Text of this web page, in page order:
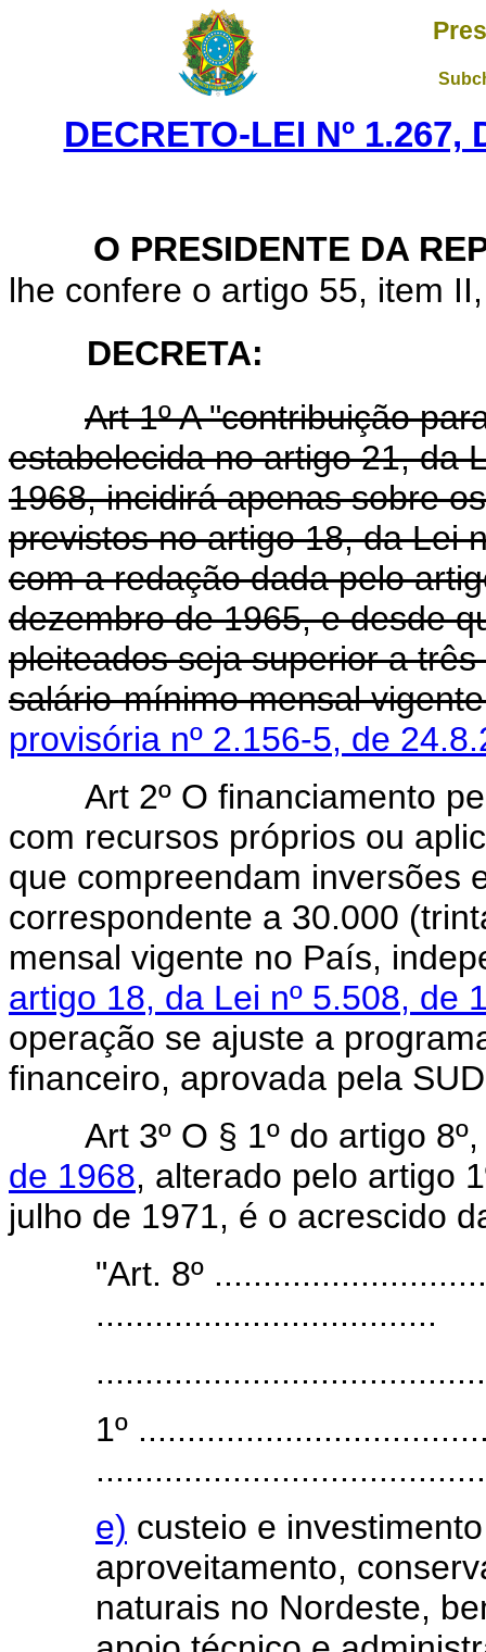
DECRETO-LEI Nº 1.267,
O PRESIDENTE DA
lhe confere o artigo 55, item
DECRETA:
Art 1º A "contribuição
estabelecida no artigo 21, da
1968, incidirá apenas sobre
previstos no artigo 18, da Lei
com a redação dada pelo
dezembro de 1965, e desde
pleiteados seja superior a
salário-mínimo mensal
provisória nº 2.156-5, de
Art 2º O financiamento
com recursos próprios ou
que compreendam inversões
correspondente a 30.000
mensal vigente no País,
artigo 18, da Lei nº 5.508, de
operação se ajuste a
financeiro, aprovada pela
Art 3º O § 1º do artigo
de 1968, alterado pelo artigo
julho de 1971, é o acrescido
"Art. 8º
...................................
1º
........................................
e) custeio e
aproveitamento,
naturais no Nordeste,